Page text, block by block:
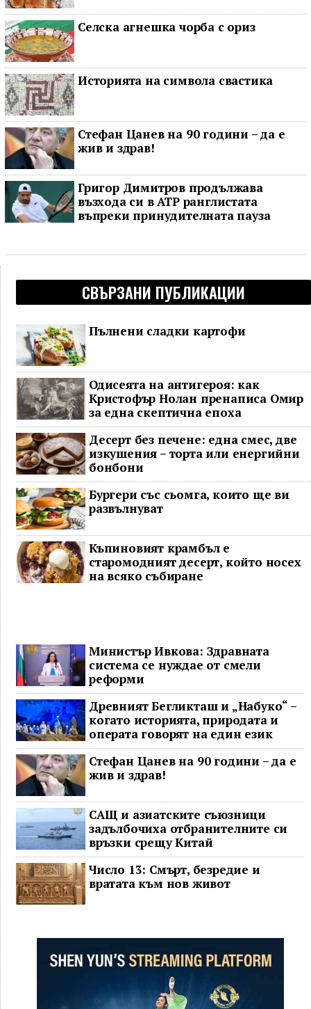
Селска агнешка чорба с ориз
Историята на символа свастика
Стефан Цанев на 90 години – да е
жив и здрав!
Григор Димитров продължава
възхода си в ATP ранглистата
въпреки принудителната пауза
СВЪРЗАНИ ПУБЛИКАЦИИ
Пълнени сладки картофи
Одисеята на антигероя: как
Кристофър Нолан пренаписа Омир
за една скептична епоха
Десерт без печене: една смес, две
изкушения – торта или енергийни
бонбони
Бургери със сьомга, които ще ви
развълнуват
Къпиновият крамбъл е
старомодният десерт, който носех
на всяко събиране
Министър Ивкова: Здравната
система се нуждае от смели
реформи
Древният Бегликташ и „Набуко“ –
когато историята, природата и
операта говорят на един език
Стефан Цанев на 90 години – да е
жив и здрав!
САЩ и азиатските съюзници
задълбочиха отбранителните си
връзки срещу Китай
Число 13: Смърт, безредие и
вратата към нов живот